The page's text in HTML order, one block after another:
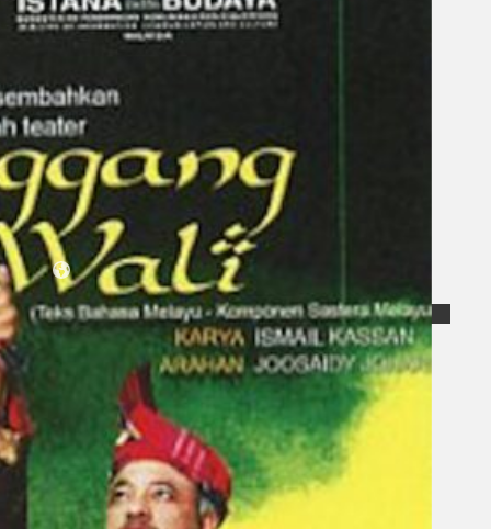
Koleksi Kami
Tarian
Artikel
Penapisan
Sejarah Lisan
Mengenai Kami
Hubungi Kami
BM
EN
Cari laman web
Gelintar